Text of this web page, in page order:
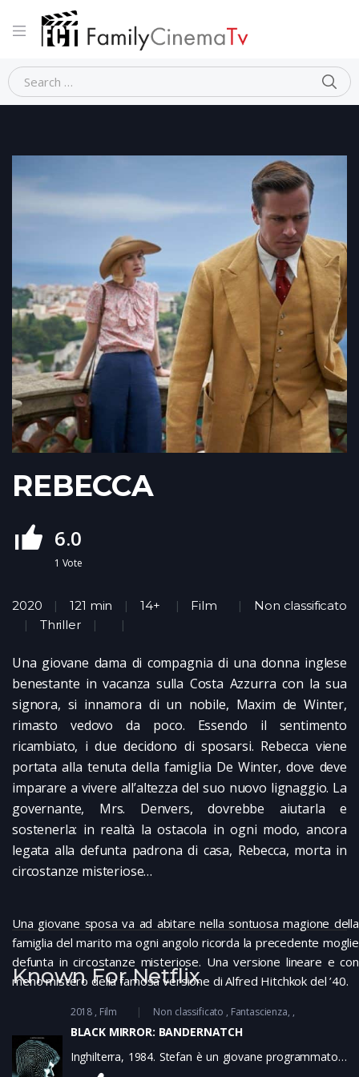
Home Thriller
REBECCA
6.0
1 Vote
2020 121 min 14+ Film
Non classificato
Thriller
Una giovane dama di compagnia di una donna inglese
benestante in vacanza sulla Costa Azzurra con la sua
signora, si innamora di un nobile, Maxim de Winter,
rimasto vedovo da poco. Essendo il sentimento
ricambiato, i due decidono di sposarsi. Rebecca viene
portata alla tenuta della famiglia De Winter, dove deve
imparare a vivere all’altezza del suo nuovo lignaggio. La
governante, Mrs. Denvers, dovrebbe aiutarla e
sostenerla: in realtà la ostacola in ogni modo, ancora
legata alla defunta padrona di casa, Rebecca, morta in
circostanze misteriose…
Una giovane sposa va ad abitare nella sontuosa magione della
famiglia del marito ma ogni angolo ricorda la precedente moglie
defunta in circostanze misteriose. Una versione lineare e con
meno mistero della famosa versione di Alfred Hitchkok del ’40.
Known For Netflix
2018 Film Non classificato Fantascienza
BLACK MIRROR: BANDERNATCH
Inghilterra, 1984. Stefan è un giovane programmatore
di videogame. Si mette in contatto con un’importante